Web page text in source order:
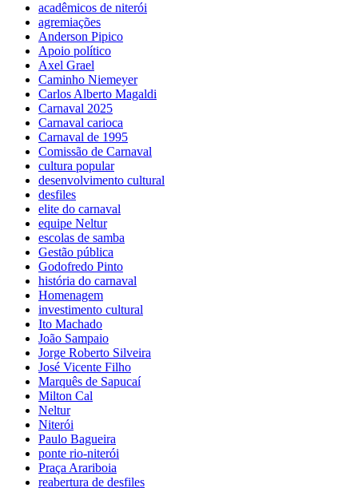
acadêmicos de niterói
agremiações
Anderson Pipico
Apoio político
Axel Grael
Caminho Niemeyer
Carlos Alberto Magaldi
Carnaval 2025
Carnaval carioca
Carnaval de 1995
Comissão de Carnaval
cultura popular
desenvolvimento cultural
desfiles
elite do carnaval
equipe Neltur
escolas de samba
Gestão pública
Godofredo Pinto
história do carnaval
Homenagem
investimento cultural
Ito Machado
João Sampaio
Jorge Roberto Silveira
José Vicente Filho
Marquês de Sapucaí
Milton Cal
Neltur
Niterói
Paulo Bagueira
ponte rio-niterói
Praça Arariboia
reabertura de desfiles